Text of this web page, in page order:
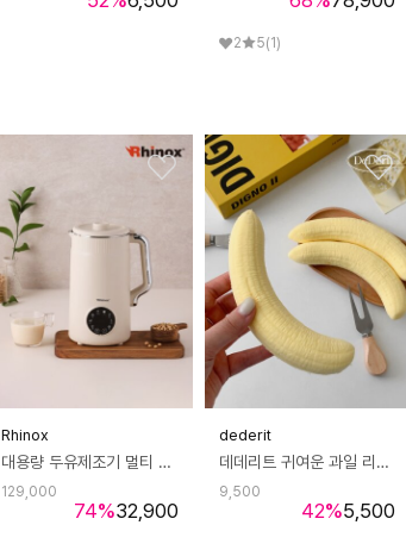
2 5(1)
Rhinox
대용량 두유제조기 멀티 푸드 프로세서 1.2L
74%
129,000
32,900
dederit
데데리트 귀여운 과일 리얼 바나나 스퀴시 sns 틱톡 쫀득 말랑이 슬라임 슬랑이 asmr 생일 친구 우정 커플 쓸데없는 선물
42%
9,500
5,500